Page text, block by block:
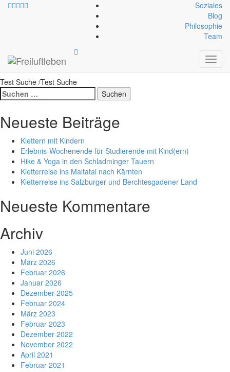
Soziales
Blog
Philosophie
Team
Datei-Schlagwort:
eisklettern
Test Suche /Test Suche
Suche
nach:
Neueste Beiträge
Klettern mit Kindern
Erlebnis-Wochenende für Studierende mit Kind(ern)
Hike & Yoga in den Schladminger Tauern
Kletterreise ins Maltatal nach Kärnten
Kletterreise ins Salzburger und Berchtesgadener Land
Neueste Kommentare
Archiv
Juni 2026
März 2026
Februar 2026
Januar 2026
Dezember 2025
Februar 2024
März 2023
Februar 2023
Dezember 2022
November 2022
April 2021
Februar 2021